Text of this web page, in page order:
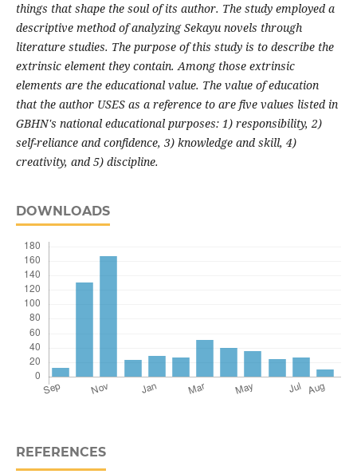
things that shape the soul of its author. The study employed a
descriptive method of analyzing Sekayu novels through
literature studies. The purpose of this study is to describe the
extrinsic element they contain. Among those extrinsic
elements are the educational value. The value of education
that the author USES as a reference to are five values listed in
GBHN's national educational purposes: 1) responsibility, 2)
self-reliance and confidence, 3) knowledge and skill, 4)
creativity, and 5) discipline.
DOWNLOADS
REFERENCES